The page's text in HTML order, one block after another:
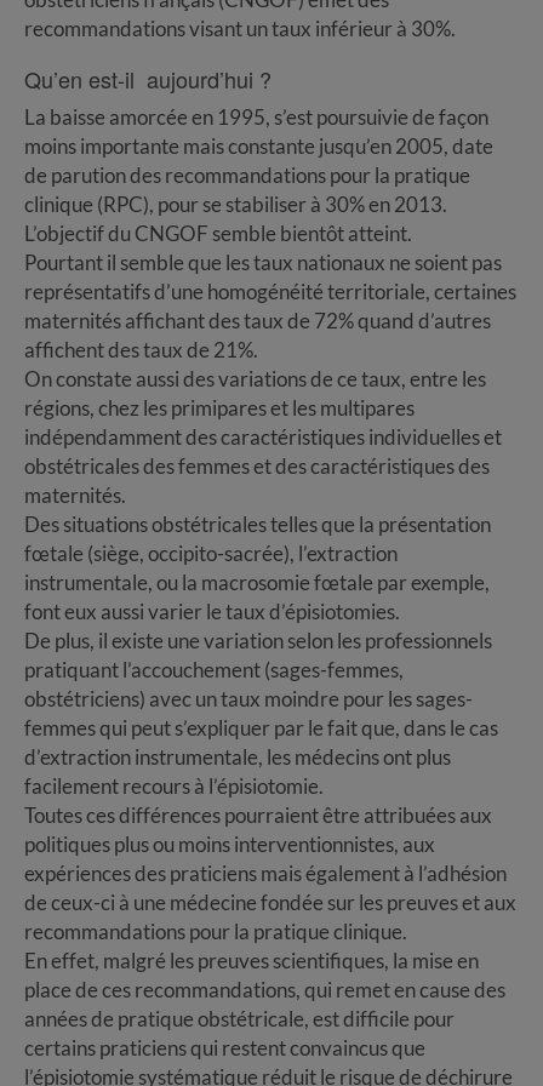
recommandations visant un taux inférieur à 30%.
Qu’en est-il aujourd’hui ?
La baisse amorcée en 1995, s’est poursuivie de façon
moins importante mais constante jusqu’en 2005, date
de parution des recommandations pour la pratique
clinique (RPC), pour se stabiliser à 30% en 2013.
L’objectif du CNGOF semble bientôt atteint.
Pourtant il semble que les taux nationaux ne soient pas
représentatifs d’une homogénéité territoriale, certaines
maternités affichant des taux de 72% quand d’autres
affichent des taux de 21%.
On constate aussi des variations de ce taux, entre les
régions, chez les primipares et les multipares
indépendamment des caractéristiques individuelles et
obstétricales des femmes et des caractéristiques des
maternités.
Des situations obstétricales telles que la présentation
fœtale (siège, occipito-sacrée), l’extraction
instrumentale, ou la macrosomie fœtale par exemple,
font eux aussi varier le taux d’épisiotomies.
De plus, il existe une variation selon les professionnels
pratiquant l’accouchement (sages-femmes,
obstétriciens) avec un taux moindre pour les sages-
femmes qui peut s’expliquer par le fait que, dans le cas
d’extraction instrumentale, les médecins ont plus
facilement recours à l’épisiotomie.
Toutes ces différences pourraient être attribuées aux
politiques plus ou moins interventionnistes, aux
expériences des praticiens mais également à l’adhésion
de ceux-ci à une médecine fondée sur les preuves et aux
recommandations pour la pratique clinique.
En effet, malgré les preuves scientifiques, la mise en
place de ces recommandations, qui remet en cause des
années de pratique obstétricale, est difficile pour
certains praticiens qui restent convaincus que
l’épisiotomie systématique réduit le risque de déchirure